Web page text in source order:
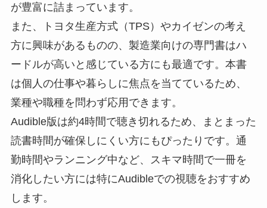
が豊富に詰まっています。
また、トヨタ生産方式（TPS）やカイゼンの考え
方に興味があるものの、製造業向けの専門書はハ
ードルが高いと感じている方にも最適です。本書
は個人の仕事や暮らしに焦点を当てているため、
業種や職種を問わず応用できます。
Audible版は約4時間で聴き切れるため、まとまった
読書時間が確保しにくい方にもぴったりです。通
勤時間やランニング中など、スキマ時間で一冊を
消化したい方には特にAudibleでの視聴をおすすめ
します。